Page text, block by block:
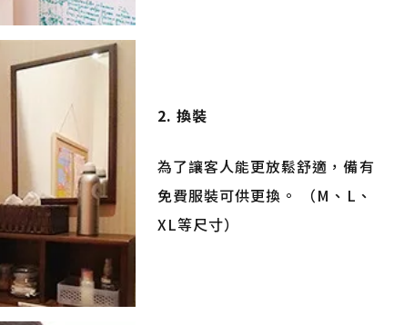
2. 換裝
為了讓客人能更放鬆舒適，備有
免費服裝可供更換。 （M、L、
XL等尺寸）